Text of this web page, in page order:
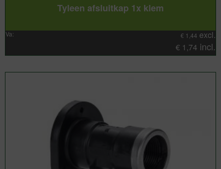
Tyleen afsluitkap 1x klem
Va: € 1,44 excl.
€ 1,74 incl.